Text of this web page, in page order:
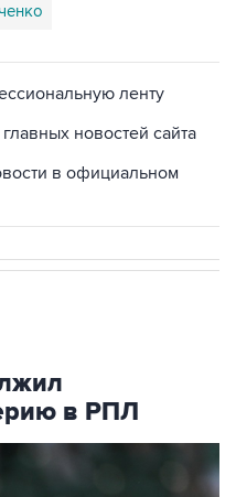
ленту
новостей сайта
в официальном
в РПЛ